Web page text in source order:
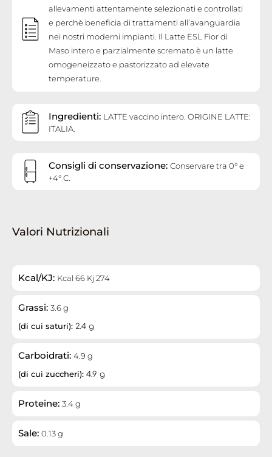
allevamenti attentamente selezionati e controllati
e perchè beneficia di trattamenti all’avanguardia
nei nostri moderni impianti. Il Latte ESL Fior di
Maso intero e parzialmente scremato è un latte
omogeneizzato e pastorizzato ad elevate
temperature.
Ingredienti: LATTE vaccino intero. ORIGINE LATTE:
ITALIA.
Consigli di conservazione: Conservare tra 0° e
+4° C.
Valori Nutrizionali
Kcal/KJ: Kcal 66 Kj 274
Grassi: 3.6 g
(di cui saturi): 2.4 g
Carboidrati: 4.9 g
(di cui zuccheri): 4.9 g
Proteine: 3.4 g
Sale: 0.13 g